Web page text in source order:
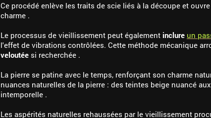
Ce procédé enlève les traits de scie liés à la découpe et
charme .
Le processus de vieillissement peut également inclure un
l'effet de vibrations contrôlées. Cette méthode mécanique
veloutée si recherchée .
La pierre se patine avec le temps, renforçant son charme
nuances naturelles de la pierre : des teintes beige nuancé
intemporelle .
Les aspérités naturelles rehaussées par le vieillissement